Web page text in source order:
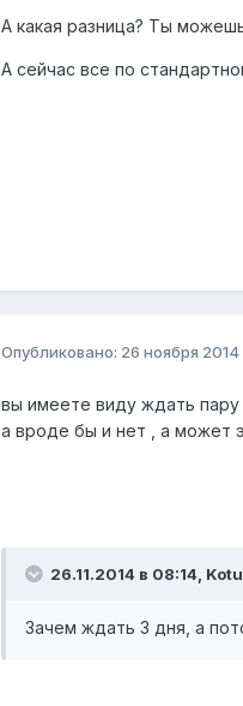
А какая разница? Ты
А сейчас все по
Опубликовано: 26 ноября 2014
вы имеете виду ждать пару
а вроде бы и нет , а может
26.11.2014 в 08:14,
Зачем ждать 3 дня, а